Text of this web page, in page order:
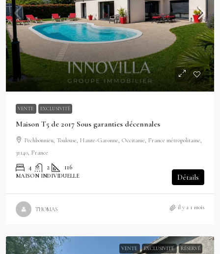
449 000€
VENTE EXCLUSIVITÉ
Maison T5 de 2017 Sous garanties décennales
Pechbonnieu, Toulouse, Haute-Garonne, Occitanie, France métropolitaine,
31140, France
4 2 116
MAISON INDIVIDUELLE Détails
THOMAS il y a 1 mois
VENTE EXCLUSIVITÉ RÉSERVÉ